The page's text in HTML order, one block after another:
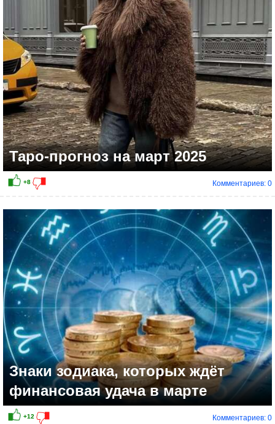
-1
Таро-прогноз на март 2025
Комментариев: 0
Знаки зодиака, которых ждёт
финансовая удача в марте
Комментариев: 0